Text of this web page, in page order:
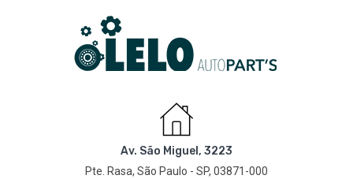
Av. São Miguel, 3223
Pte. Rasa, São Paulo - SP, 03871-000